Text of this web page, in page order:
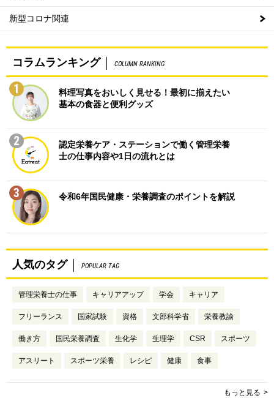
新型コロナ関連
コラムランキング COLUMN RANKING
1
料理写真をおいしく見せる！最初に揃えたい
基本の食器と便利グッズ
2
認定栄養ケア・ステーションで働く管理栄養
士の仕事内容や1日の流れとは
3 令和6年国民健康・栄養調査のポイントを解説
人気のタグ POPULAR TAG
管理栄養士の仕事 キャリアアップ 学会 キャリア
フリーランス 国家試験 資格 文部科学省 栄養教諭
働き方 国民栄養調査 生化学 生理学 CSR スポーツ
アスリート スポーツ栄養 レシピ 健康 食事
もっと見る